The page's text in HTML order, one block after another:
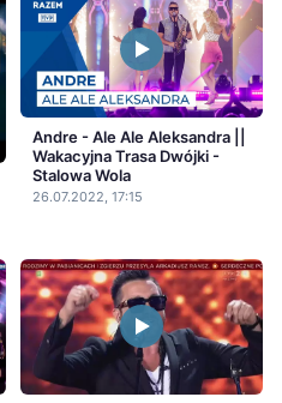
Andre - Ale Ale Aleksandra ||
Wakacyjna Trasa Dwójki -
Stalowa Wola
26.07.2022, 17:15